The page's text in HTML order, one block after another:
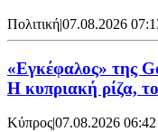
Πολιτική|07.08.2026
«Εγκέφαλος» της
Η κυπριακή ρίζα,
Κύπρος|07.08.2026 06:42